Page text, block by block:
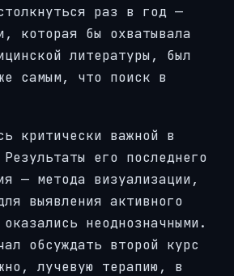
раз в год —
которая бы охватывала
литературы, был
самым, что поиск в
критически важной в
его последнего
— метода визуализации,
выявления активного
неоднозначными.
обсуждать второй курс
лучевую терапию, в